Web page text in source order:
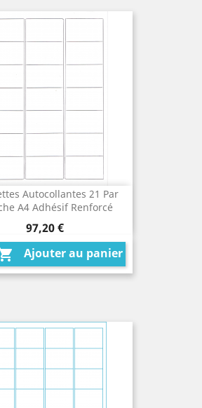
Autocollantes 21 Par
A4 Adhésif Renforcé
Prix
97,20 €
Ajouter au panier